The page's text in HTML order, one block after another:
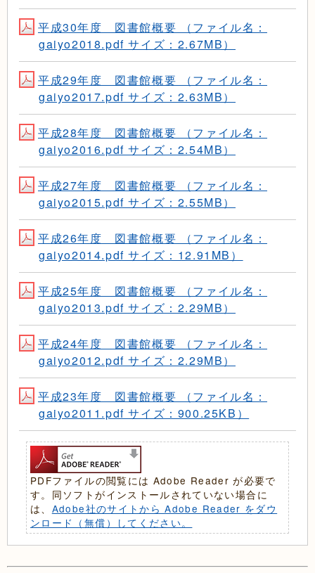
平成30年度 図書館概要 （ファイル名：
gaiyo2018.pdf サイズ：2.67MB）
平成29年度 図書館概要 （ファイル名：
gaiyo2017.pdf サイズ：2.63MB）
平成28年度 図書館概要 （ファイル名：
gaiyo2016.pdf サイズ：2.54MB）
平成27年度 図書館概要 （ファイル名：
gaiyo2015.pdf サイズ：2.55MB）
平成26年度 図書館概要 （ファイル名：
gaiyo2014.pdf サイズ：12.91MB）
平成25年度 図書館概要 （ファイル名：
gaiyo2013.pdf サイズ：2.29MB）
平成24年度 図書館概要 （ファイル名：
gaiyo2012.pdf サイズ：2.29MB）
平成23年度 図書館概要 （ファイル名：
gaiyo2011.pdf サイズ：900.25KB）
PDFファイルの閲覧には Adobe Reader が必要で
す。同ソフトがインストールされていない場合に
は、 Adobe社のサイトから Adobe Reader をダウ
ンロード（無償）してください。